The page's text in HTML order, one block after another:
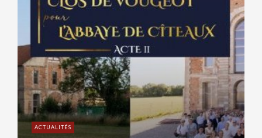
ACTUALITÉS